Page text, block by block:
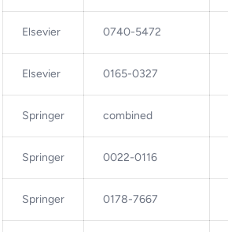
Elsevier 0740-5472
Elsevier 0165-0327
Springer combined
Springer 0022-0116
Springer 0178-7667